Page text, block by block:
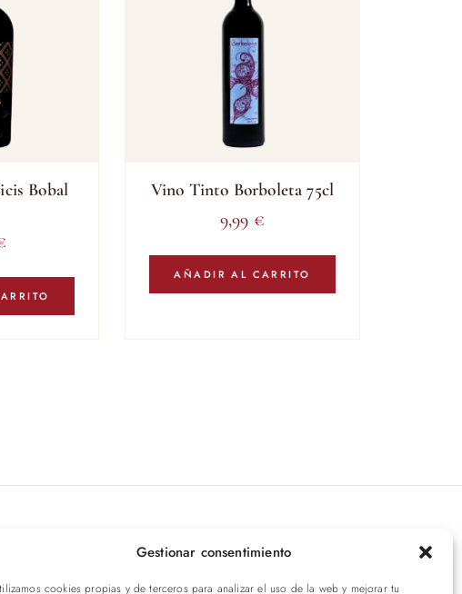
Gestionar consentimiento
cookies propias y de terceros para analizar el uso de la web y mejorar tu
Bobal
Vino Tinto Borboleta 75cl
9,99 €
AÑADIR AL CARRITO
suscríbete a nuestras novedades
ENVIAR